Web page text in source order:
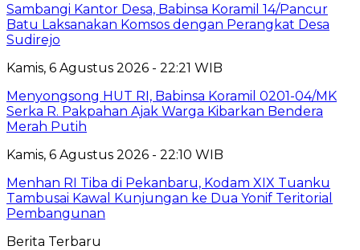
Sambangi Kantor Desa, Babinsa Koramil 14/Pancur
Batu Laksanakan Komsos dengan Perangkat Desa
Sudirejo
Kamis, 6 Agustus 2026 - 22:21 WIB
Menyongsong HUT RI, Babinsa Koramil 0201-04/MK
Serka R. Pakpahan Ajak Warga Kibarkan Bendera
Merah Putih
Kamis, 6 Agustus 2026 - 22:10 WIB
Menhan RI Tiba di Pekanbaru, Kodam XIX Tuanku
Tambusai Kawal Kunjungan ke Dua Yonif Teritorial
Pembangunan
Berita Terbaru